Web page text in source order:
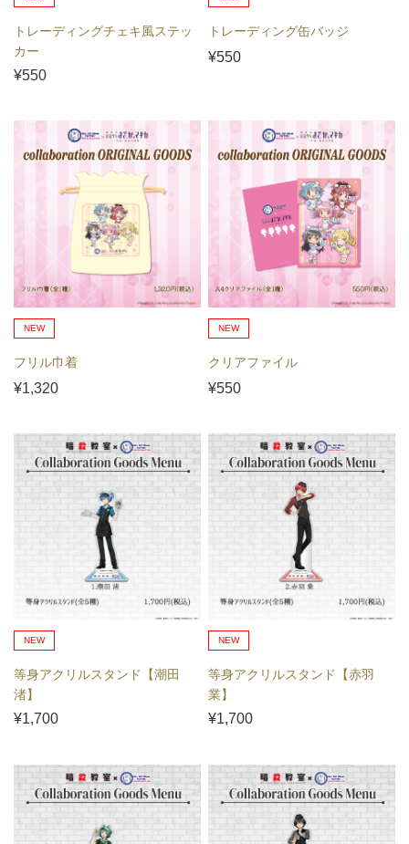
トレーディングチェキ風ステッ
カー
¥550
トレーディング缶バッジ
¥550
NEW
フリル巾着
¥1,320
NEW
クリアファイル
¥550
NEW
等身アクリルスタンド【潮田
渚】
¥1,700
NEW
等身アクリルスタンド【赤羽
業】
¥1,700